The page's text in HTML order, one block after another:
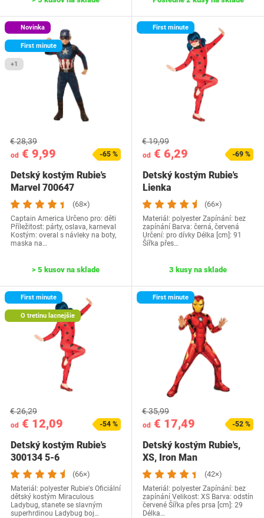
Novinka
First minute
+1
od € 9,99
€ 28,39
-65 %
Detský kostým Rubie's
Marvel 700647
(68×)
Captain America Určeno pro: děti
Příležitost: párty, oslava, karneval
Kostým: overal s návleky na boty,
maska na…
> 5 kusov na sklade
First minute
od € 6,29
€ 19,99
-69 %
Detský kostým Rubie's
Lienka
(66×)
Materiál: polyester Zapínání: bez
zapínání Barva: černá, červená
Určení: pro dívky Délka [cm]: 91
Šířka přes…
3 kusy na sklade
First minute
O tretinu lacnejšie
od € 12,09
€ 26,29
-54 %
Detský kostým Rubie's
300134 5-6
(66×)
Materiál: polyester Rubie's Oficiální
dětský kostým Miraculous
Ladybug, stanete se slavným
superhrdinou Ladybug boj…
First minute
od € 17,49
€ 35,99
-52 %
Detský kostým Rubie's,
XS, Iron Man
(42×)
Materiál: polyester Zapínání: bez
zapínání Velikost: XS Barva: odstín
červené Šířka přes prsa [cm]: 29
Délka…